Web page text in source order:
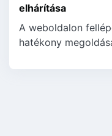
elhárítása
A weboldalon
hatékony
böngészőjét: